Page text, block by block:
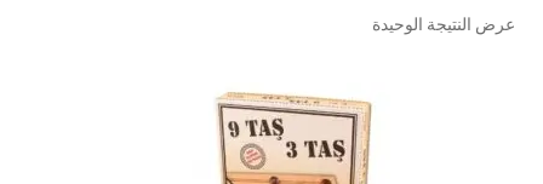
تواصل معنا
عرض النتيجة الوحيدة